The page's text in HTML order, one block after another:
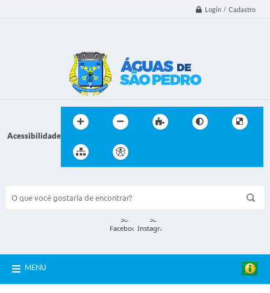
Login / Cadastro
Acessibilidade
MENU